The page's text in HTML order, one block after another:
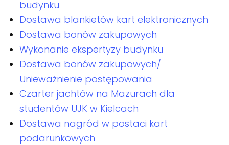
budynku
Dostawa blankietów kart elektronicznych
Dostawa bonów zakupowych
Wykonanie ekspertyzy budynku
Dostawa bonów zakupowych/
Unieważnienie postępowania
Czarter jachtów na Mazurach dla
studentów UJK w Kielcach
Dostawa nagród w postaci kart
podarunkowych